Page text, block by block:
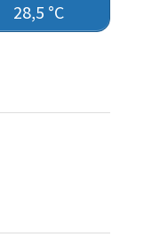
28,5 °C